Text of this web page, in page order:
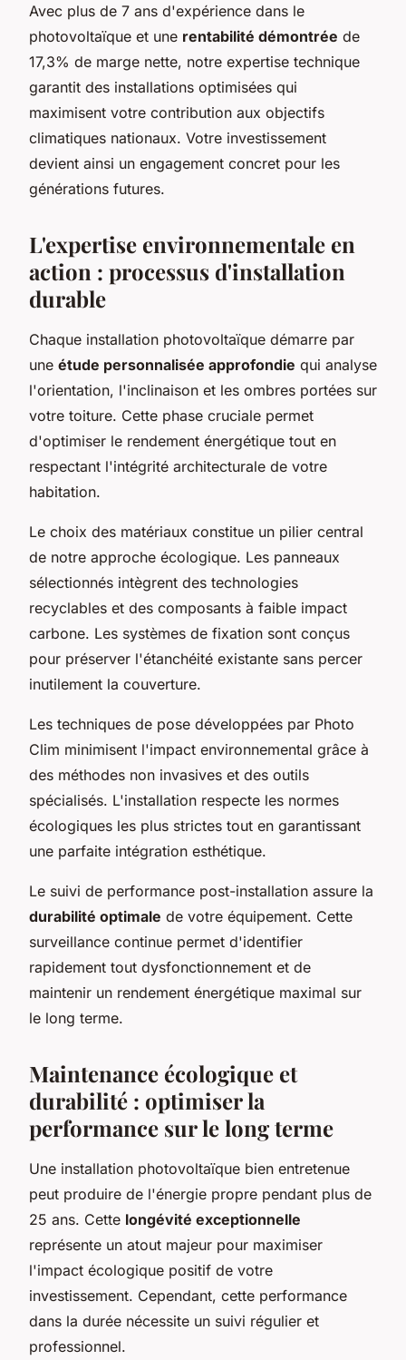
Avec plus de 7 ans d'expérience dans le
photovoltaïque et une rentabilité démontrée de
17,3% de marge nette, notre expertise technique
garantit des installations optimisées qui
maximisent votre contribution aux objectifs
climatiques nationaux. Votre investissement
devient ainsi un engagement concret pour les
générations futures.
L'expertise environnementale en
action : processus d'installation
durable
Chaque installation photovoltaïque démarre par
une étude personnalisée approfondie qui analyse
l'orientation, l'inclinaison et les ombres portées sur
votre toiture. Cette phase cruciale permet
d'optimiser le rendement énergétique tout en
respectant l'intégrité architecturale de votre
habitation.
Le choix des matériaux constitue un pilier central
de notre approche écologique. Les panneaux
sélectionnés intègrent des technologies
recyclables et des composants à faible impact
carbone. Les systèmes de fixation sont conçus
pour préserver l'étanchéité existante sans percer
inutilement la couverture.
Les techniques de pose développées par Photo
Clim minimisent l'impact environnemental grâce à
des méthodes non invasives et des outils
spécialisés. L'installation respecte les normes
écologiques les plus strictes tout en garantissant
une parfaite intégration esthétique.
Le suivi de performance post-installation assure la
durabilité optimale de votre équipement. Cette
surveillance continue permet d'identifier
rapidement tout dysfonctionnement et de
maintenir un rendement énergétique maximal sur
le long terme.
Maintenance écologique et
durabilité : optimiser la
performance sur le long terme
Une installation photovoltaïque bien entretenue
peut produire de l'énergie propre pendant plus de
25 ans. Cette longévité exceptionnelle
représente un atout majeur pour maximiser
l'impact écologique positif de votre
investissement. Cependant, cette performance
dans la durée nécessite un suivi régulier et
professionnel.